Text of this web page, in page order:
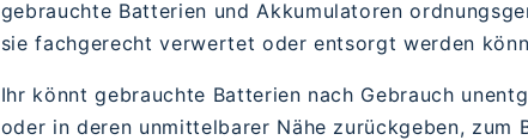
gebrauchte Batterien und Akkumulatoren
sie fachgerecht verwertet oder entsorgt werden
Ihr könnt gebrauchte Batterien nach Gebrauch
oder in deren unmittelbarer Nähe zurückgeben, zum